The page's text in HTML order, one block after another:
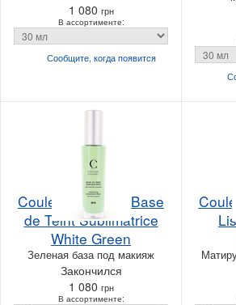
1 080 грн
В ассортименте:
Сообщите, когдапоявится
Couleur Caramel Base
de Teint Sublimatrice
White Green
Зеленая база под макияж
Закончился
1 080 грн
В ассортименте: